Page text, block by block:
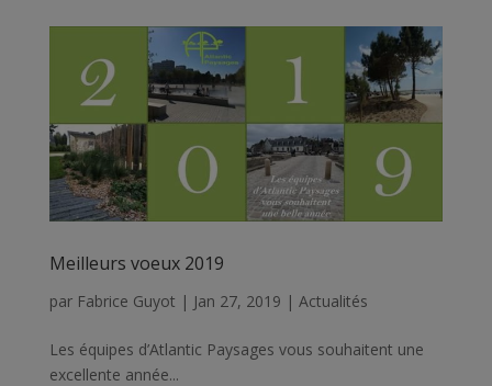
Meilleurs voeux 2019
par Fabrice Guyot | Jan 27, 2019 | Actualités
Les équipes d’Atlantic Paysages vous souhaitent une
excellente année...